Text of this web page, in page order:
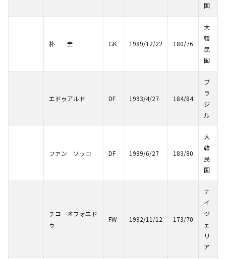
国
朴 一圭 GK 1989/12/22 180/76
大
韓
民
国
エドゥアルド DF 1993/4/27 184/84
ブ
ラ
ジ
ル
ファン ソッコ DF 1989/6/27 183/80
大
韓
民
国
チコ オフォエド
ゥ
FW 1992/11/12 173/70
ナ
イ
ジ
ェ
リ
ア